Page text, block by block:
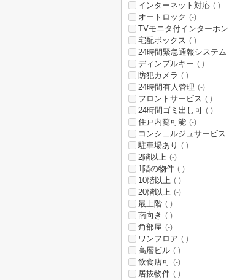
インターネット対応 (-)
オートロック (-)
TVモニタ付インターホン
宅配ボックス (-)
24時間緊急通報システム
ディンプルキー (-)
防犯カメラ (-)
24時間有人管理 (-)
フロントサービス (-)
24時間ゴミ出し可 (-)
住戸内覧可能 (-)
コンシェルジュサービス
駐車場あり (-)
2階以上 (-)
1階の物件 (-)
10階以上 (-)
20階以上 (-)
最上階 (-)
南向き (-)
角部屋 (-)
ワンフロア (-)
高層ビル (-)
飲食店可 (-)
居抜物件 (-)